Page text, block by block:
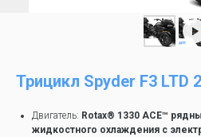
Трицикл Spyder F3 LTD
Двигатель: Rotax® 1330 ACE™
жидкостного охлаждения с